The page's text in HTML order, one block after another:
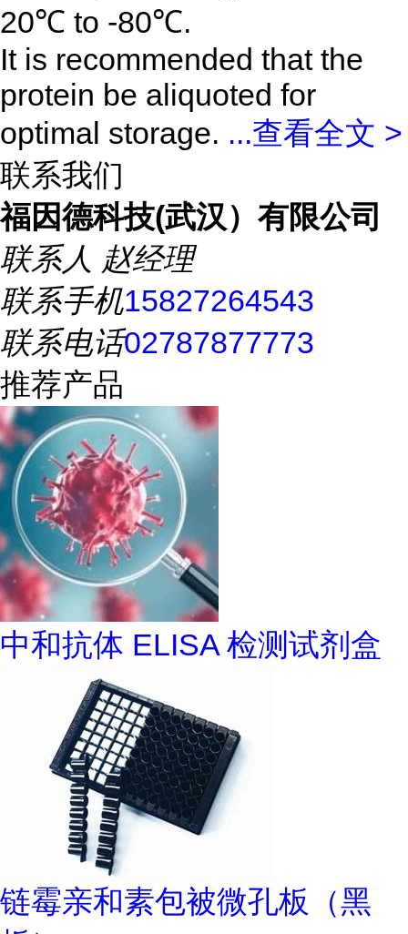
20℃ to -80℃.
It is recommended that the
protein be aliquoted for
optimal storage. ...查看全文 >
联系我们
福因德科技(武汉）有限公司
联系人 赵经理
联系手机15827264543
联系电话02787877773
推荐产品
中和抗体 ELISA 检测试剂盒
链霉亲和素包被微孔板（黑